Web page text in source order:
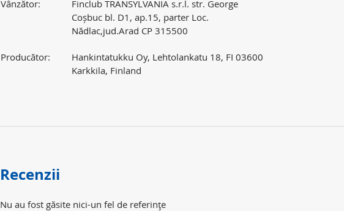
Vânzător:
Finclub TRANSYLVANIA s.r.l. str. George
Coșbuc bl. D1, ap.15, parter Loc.
Nădlac,jud.Arad CP 315500
Producător:
Hankintatukku Oy, Lehtolankatu 18, FI 03600
Karkkila, Finland
Recenzii
Nu au fost găsite nici-un fel de referinţe